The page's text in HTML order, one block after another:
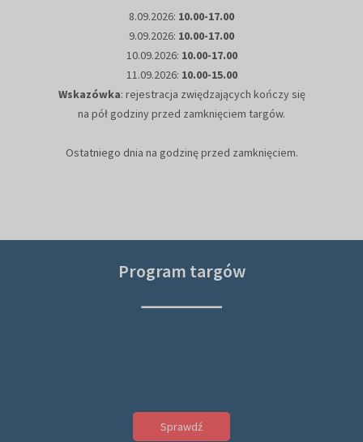
8.09.2026: 10.00-17.00
9.09.2026: 10.00-17.00
10.09.2026: 10.00-17.00
11.09.2026: 10.00-15.00
Wskazówka: rejestracja zwiędzających kończy się
na pół godziny przed zamknięciem targów.
Ostatniego dnia na godzinę przed zamknięciem.
Program targów
Sprawdź